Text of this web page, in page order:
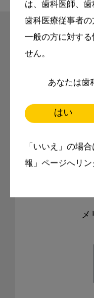
は、歯科医師、
歯科医療従事者の
一般の方に対す
せん。
あなたは歯
はい
「いいえ」の場
報」ページへリン
無料
モリタ友の会に登
ができます。
メ